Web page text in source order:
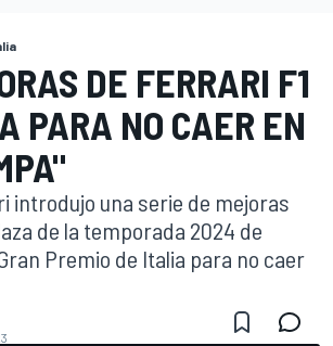
DE FERRARI F1
PARA NO CAER EN
introdujo una serie de mejoras
de la temporada 2024 de
Premio de Italia para no caer